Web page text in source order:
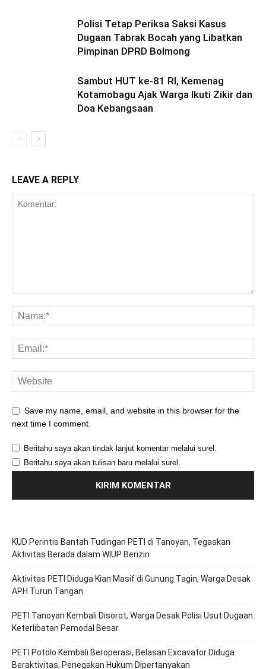
Polisi Tetap Periksa Saksi Kasus
Dugaan Tabrak Bocah yang Libatkan
Pimpinan DPRD Bolmong
Sambut HUT ke-81 RI, Kemenag
Kotamobagu Ajak Warga Ikuti Zikir dan
Doa Kebangsaan
LEAVE A REPLY
Save my name, email, and website in this browser for the
next time I comment.
Beritahu saya akan tindak lanjut komentar melalui surel.
Beritahu saya akan tulisan baru melalui surel.
KUD Perintis Bantah Tudingan PETI di Tanoyan, Tegaskan
Aktivitas Berada dalam WIUP Berizin
Aktivitas PETI Diduga Kian Masif di Gunung Tagin, Warga Desak
APH Turun Tangan
PETI Tanoyan Kembali Disorot, Warga Desak Polisi Usut Dugaan
Keterlibatan Pemodal Besar
PETI Potolo Kembali Beroperasi, Belasan Excavator Diduga
Beraktivitas, Penegakan Hukum Dipertanyakan